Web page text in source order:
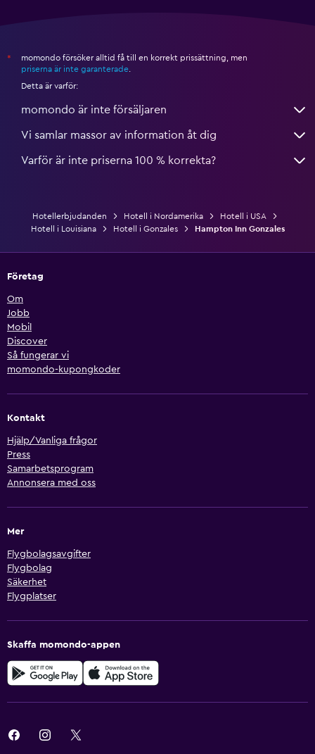
*
momondo försöker alltid få till en korrekt prissättning, men
priserna är inte garanterade
Detta är varför:
momondo är inte försäljaren
Vi samlar massor av information åt dig
Varför är inte priserna 100 % korrekta?
Hotellerbjudanden Hotell i Nordamerika
Hotell i USA
Hotell i Louisiana
Hotell i Gonzales Hampton Inn Gonzales
Företag
Om
Jobb
Mobil
Discover
Så fungerar vi
momondo-kupongkoder
Kontakt
Hjälp/Vanliga frågor
Press
Samarbetsprogram
Annonsera med oss
Mer
Flygbolagsavgifter
Flygbolag
Säkerhet
Flygplatser
Skaffa momondo-appen